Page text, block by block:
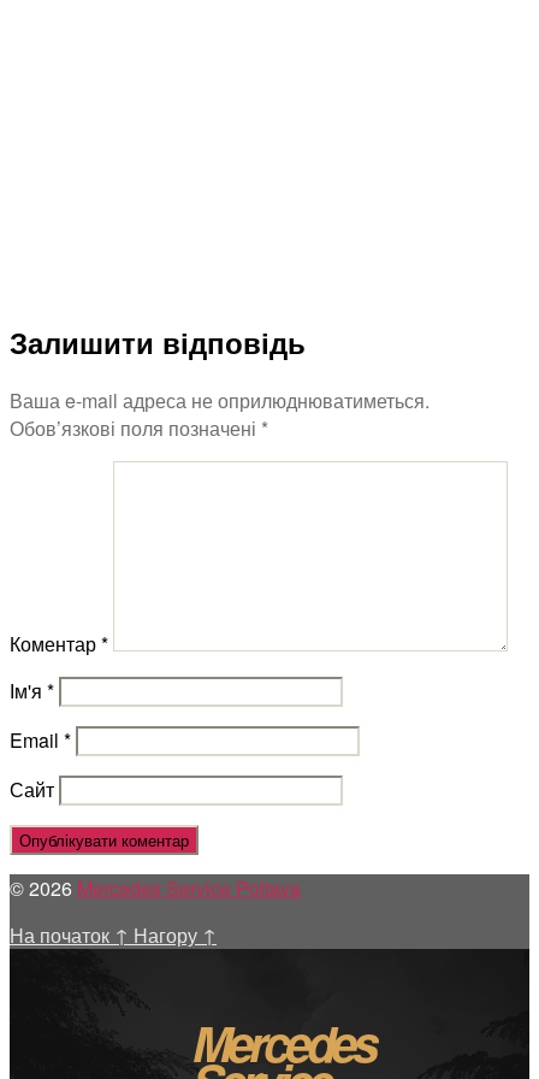
Залишити відповідь
Ваша e-mail адреса не оприлюднюватиметься.
Обов’язкові поля позначені *
Коментар*
Ім'я *
Email *
Сайт
© 2026 Mercedes Service Poltava
На початок ↑ Нагору ↑
Mercedes